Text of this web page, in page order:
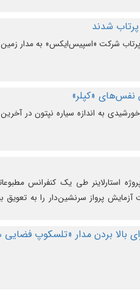
نفس‌های «کپلر»
به اندازه سیاره نپتون در
استارلاینر طی یک کنفرانس
پرواز سرنشین‌دار را به تعویق
بالا بردن مدار «تلسکوپ فضایی